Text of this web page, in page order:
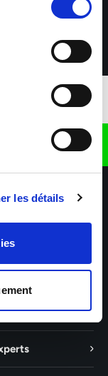
les détails
Aide & Contact
– Experts